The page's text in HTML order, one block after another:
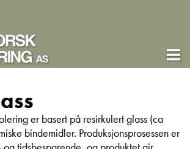
er basert på resirkulert glass (ca
bindemidler. Produksjonsprosessen er